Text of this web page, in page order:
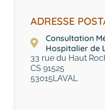
ADRESSE
Consultation
Hospitalier de
33 rue du Haut
CS 91525
53015LAVAL